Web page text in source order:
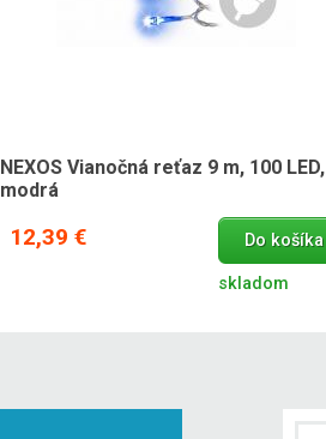
NEXOS Vianočná reťaz 9 m, 100 LED,
modrá
12,39 € Do košíka
skladom